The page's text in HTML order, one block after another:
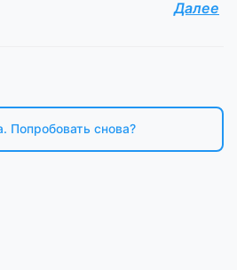
Далее
Попробовать снова?